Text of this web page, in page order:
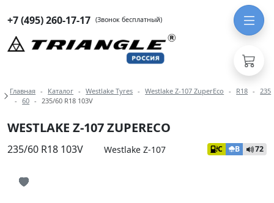
+7 (495) 260-17-17 (Звонок бесплатный)
Навигация по разделам модели
Главная Каталог Westlake Tyres Westlake Z-107 ZuperEco R18
235
60
235/60 R18 103V
WESTLAKE Z-107 ZUPERECO
235/60 R18 103V Westlake Z-107 C B 72